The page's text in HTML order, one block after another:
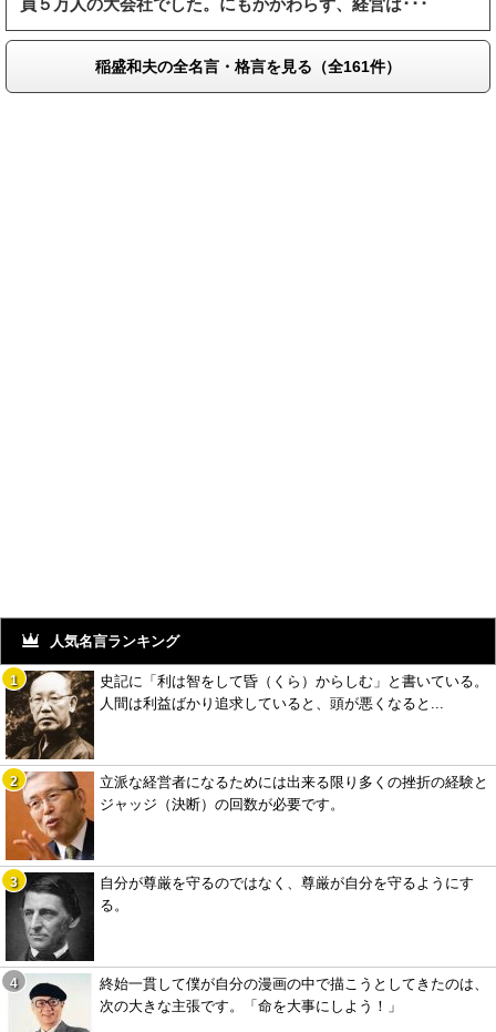
稲盛和夫の全名言・格言を見る（全161件）
人気名言ランキング
史記に「利は智をして昏（くら）からしむ」と書いている。
人間は利益ばかり追求していると、頭が悪くなると...
立派な経営者になるためには出来る限り多くの挫折の経験と
ジャッジ（決断）の回数が必要です。
自分が尊厳を守るのではなく、尊厳が自分を守るようにす
る。
終始一貫して僕が自分の漫画の中で描こうとしてきたのは、
次の大きな主張です。「命を大事にしよう！」